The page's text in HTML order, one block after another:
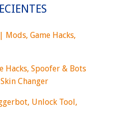
Mods, Game Hacks,
Hacks, Spoofer & Bots
Changer
Unlock Tool,